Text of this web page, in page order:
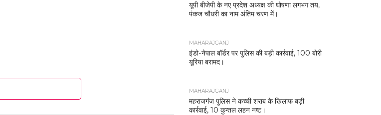
यूपी बीजेपी के नए प्रदेश अध्यक्ष की घोषणा लगभग तय,
पंकज चौधरी का नाम अंतिम चरण में।
MAHARAJGANJ
इंडो-नेपाल बॉर्डर पर पुलिस की बड़ी कार्रवाई, 100 बोरी
यूरिया बरामद।
MAHARAJGANJ
महराजगंज पुलिस ने कच्ची शराब के खिलाफ बड़ी
कार्रवाई, 10 कुन्तल लहन नष्ट।